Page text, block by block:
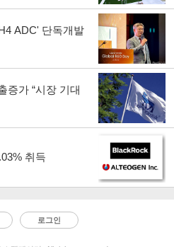
ADC' 단독개발
증가 “시장 기대
취득
로그인